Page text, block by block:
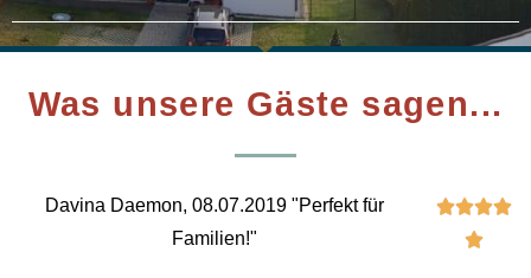
Was unsere Gäste sagen...
Davina Daemon, 08.07.2019 "Perfekt für
Familien!"

